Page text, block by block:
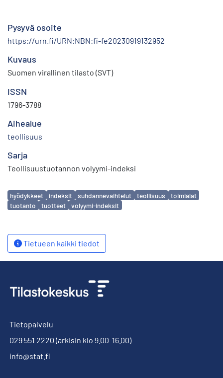
Pysyvä osoite
https://urn.fi/URN:NBN:fi-fe20230919132952
Kuvaus
Suomen virallinen tilasto (SVT)
ISSN
1796-3788
Aihealue
teollisuus
Sarja
Teollisuustuotannon volyymi-indeksi
Avainsanat
hyödykkeet indeksit suhdannevaihtelut teollisuus
toimialat
tuotanto
tuotteet volyymi-indeksit
Tietueen kaikki tiedot
Tietopalvelu
029 551 2220 (arkisin klo 9.00-16.00)
info@stat.fi